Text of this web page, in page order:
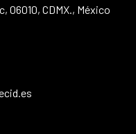
06010, CDMX., México